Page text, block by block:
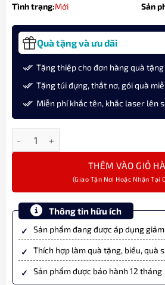
Tình trạng:Mới Sản
Quà tặng và ưu đãi
Tặng thiệp cho đơn hàng quà tặng
Tặng túi đựng, thắt nơ, gói quà
Miễn phí khắc tên, khắc laser lên
THÊM VÀO GIỎ
Thông tin hữu ích
Sản phẩm đang được áp dụng
Thích hợp làm quà tặng, biếu, quà
Sản phẩm được bảo hành 12 tháng